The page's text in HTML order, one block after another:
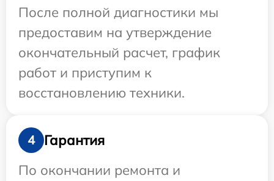
После полной диагностики мы
предоставим на утверждение
окончательный расчет, график
работ и приступим к
восстановлению техники.
4
Гарантия
По окончании ремонта и